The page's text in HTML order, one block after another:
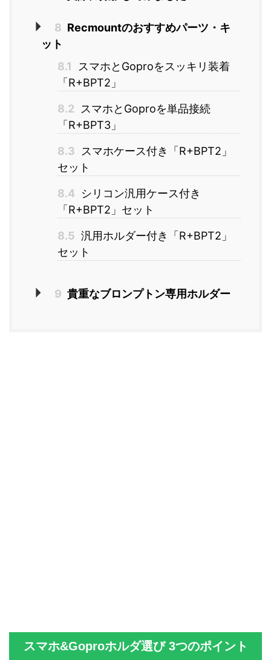
8 Recmountのおすすめパーツ・キ
ット
8.1
スマホとGoproをスッキリ装着
「R+BPT2」
8.2 スマホとGoproを単品接続
「R+BPT3」
8.3 スマホケース付き「R+BPT2」
セット
8.4
シリコン汎用ケース付き
「R+BPT2」セット
8.5 汎用ホルダー付き「R+BPT2」
セット
9 貴重なブロンプトン専用ホルダー
スマホ&Goproホルダ選び 3つのポイント